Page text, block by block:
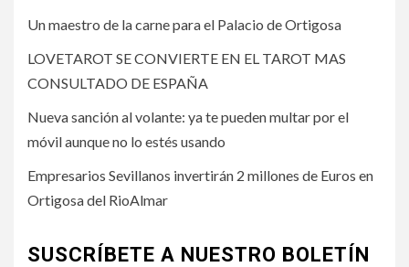
Un maestro de la carne para el Palacio de Ortigosa
LOVETAROT SE CONVIERTE EN EL TAROT MAS
CONSULTADO DE ESPAÑA
Nueva sanción al volante: ya te pueden multar por el
móvil aunque no lo estés usando
Empresarios Sevillanos invertirán 2 millones de Euros en
Ortigosa del RioAlmar
SUSCRÍBETE A NUESTRO BOLETÍN